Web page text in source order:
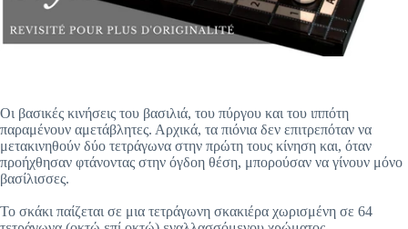
Οι βασικές κινήσεις του βασιλιά, του πύργου και του ιππότη
παραμένουν αμετάβλητες. Αρχικά, τα πιόνια δεν επιτρεπόταν να
μετακινηθούν δύο τετράγωνα στην πρώτη τους κίνηση και, όταν
προήχθησαν φτάνοντας στην όγδοη θέση, μπορούσαν να γίνουν μόνο
βασίλισσες.
Το σκάκι παίζεται σε μια τετράγωνη σκακιέρα χωρισμένη σε 64